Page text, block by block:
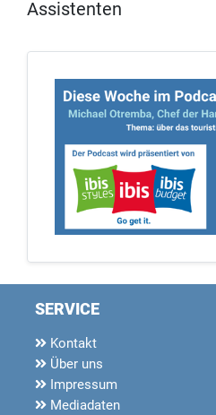
Assistenten
SERVICE
Kontakt
Über uns
Impressum
Mediadaten